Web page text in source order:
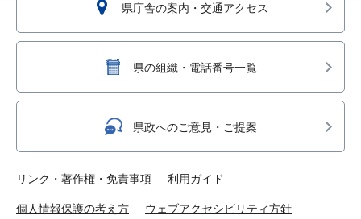
県庁舎の案内・交通アクセス
県の組織・電話番号一覧
県政へのご意見・ご提案
リンク・著作権・免責事項 利用ガイド
個人情報保護の考え方 ウェブアクセシビリティ方針